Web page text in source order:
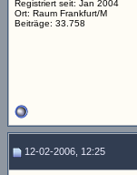
Registriert seit: Jan 2004
Ort: Raum Frankfurt/M
Beiträge: 33.758
12-02-2006, 12:25